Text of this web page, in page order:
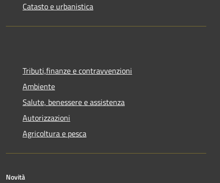
Catasto e urbanistica
Tributi,finanze e contravvenzioni
Ambiente
Salute, benessere e assistenza
Autorizzazioni
Agricoltura e pesca
Novità